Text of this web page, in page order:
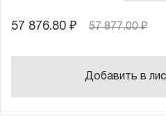
57 876.80 ₽ 57 877.00 ₽
Добавить в